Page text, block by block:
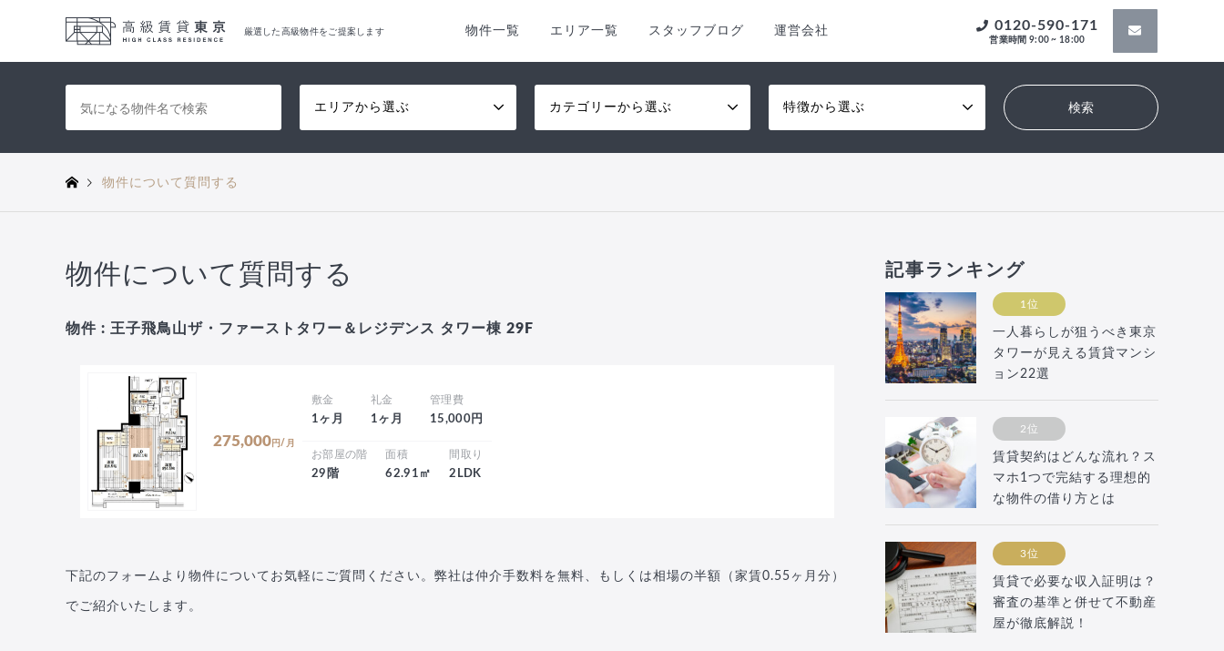
厳選した高級物件をご提案します 物件一覧 エリア一覧 スタッフブログ 運営会社 0120-590-171
営業時間 9:00 ~ 18:00
エリアから選ぶ カテゴリーから選ぶ 特徴から選ぶ
物件について質問する
物件について質問する
物件 : 王子飛鳥山ザ・ファーストタワー＆レジデンス タワー棟 29F
275,000 円/月
敷金
1ヶ月
礼金
1ヶ月
管理費
15,000円
お部屋の階
29階
面積
62.91㎡
間取り
2LDK
下記のフォームより物件についてお気軽にご質問ください。弊社は仲介手数料を無料、もしくは相場の半額（家賃0.55ヶ月分）
でご紹介いたします。
記事ランキング
1位
一人暮らしが狙うべき東京
タワーが見える賃貸マンシ
ョン22選
2位
賃貸契約はどんな流れ？ス
マホ1つで完結する理想的
な物件の借り方とは
3位
賃貸で必要な収入証明は？
審査の基準と併せて不動産
屋が徹底解説！